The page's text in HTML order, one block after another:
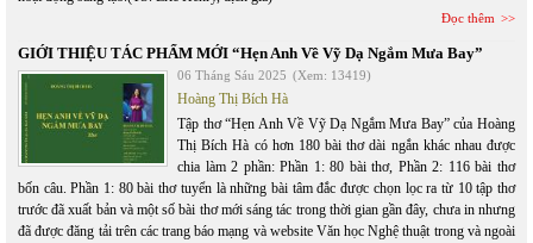
Đọc thêm
GIỚI THIỆU TÁC PHẨM MỚI “Hẹn Anh Về Vỹ Dạ Ngắm Mưa Bay”
06 Tháng Sáu 2025 (Xem: 13419)
Hoàng Thị Bích Hà
Tập thơ “Hẹn Anh Về Vỹ Dạ Ngắm Mưa Bay” của Hoàng
Thị Bích Hà có hơn 180 bài thơ dài ngắn khác nhau được
chia làm 2 phần: Phần 1: 80 bài thơ, Phần 2: 116 bài thơ
bốn câu. Phần 1: 80 bài thơ tuyển là những bài tâm đắc được chọn lọc ra từ 10 tập thơ
trước đã xuất bản và một số bài thơ mới sáng tác trong thời gian gần đây, chưa in nhưng
đã được đăng tải trên các trang báo mạng và website Văn học Nghệ thuật trong và ngoài